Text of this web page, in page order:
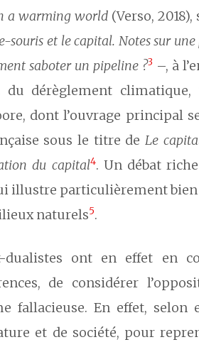
a warming world (Verso,
souris et le capital. Notes sur
saboter un pipeline ?3 –, à
du dérèglement
dont l’ouvrage principal
sous le titre deLe
du capital4. Un débat
illustre particulièrement
naturels5.
dualistes ont en effet en
de considérer
fallacieuse. En effet, selon
et de société, pour